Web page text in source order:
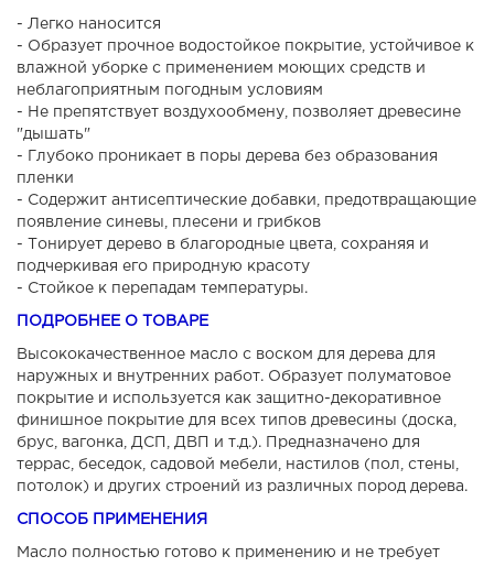
- Легко наносится
- Образует прочное водостойкое покрытие, устойчивое к
влажной уборке с применением моющих средств и
неблагоприятным погодным условиям
- Не препятствует воздухообмену, позволяет древесине
"дышать"
- Глубоко проникает в поры дерева без образования
пленки
- Содержит антисептические добавки, предотвращающие
появление синевы, плесени и грибков
- Тонирует дерево в благородные цвета, сохраняя и
подчеркивая его природную красоту
- Стойкое к перепадам температуры.
ПОДРОБНЕЕ О ТОВАРЕ
Высококачественное масло с воском для дерева для
наружных и внутренних работ. Образует полуматовое
покрытие и используется как защитно-декоративное
финишное покрытие для всех типов древесины (доска,
брус, вагонка, ДСП, ДВП и т.д.). Предназначено для
террас, беседок, садовой мебели, настилов (пол, стены,
потолок) и других строений из различных пород дерева.
СПОСОБ ПРИМЕНЕНИЯ
Масло полностью готово к применению и не требует